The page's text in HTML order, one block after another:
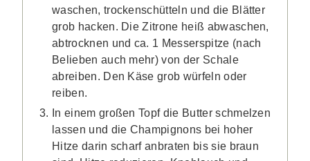
waschen, trockenschütteln und die Blätter
grob hacken. Die Zitrone heiß abwaschen,
abtrocknen und ca. 1 Messerspitze (nach
Belieben auch mehr) von der Schale
abreiben. Den Käse grob würfeln oder
reiben.
In einem großen Topf die Butter schmelzen
lassen und die Champignons bei hoher
Hitze darin scharf anbraten bis sie braun